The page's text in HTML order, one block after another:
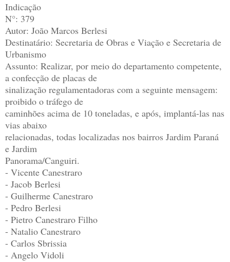
Indicação
N°: 379
Autor: João Marcos Berlesi
Destinatário: Secretaria de Obras e Viação e Secretaria de
Urbanismo
Assunto: Realizar, por meio do departamento competente,
a confecção de placas de
sinalização regulamentadoras com a seguinte mensagem:
proibido o tráfego de
caminhões acima de 10 toneladas, e após, implantá-las nas
vias abaixo
relacionadas, todas localizadas nos bairros Jardim Paraná
e Jardim
Panorama/Canguiri.
- Vicente Canestraro
- Jacob Berlesi
- Guilherme Canestraro
- Pedro Berlesi
- Pietro Canestraro Filho
- Natalio Canestraro
- Carlos Sbrissia
- Angelo Vidoli